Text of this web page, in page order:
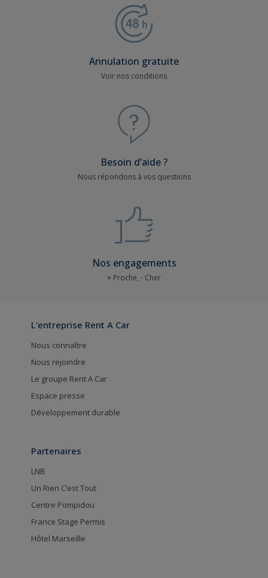
Annulation gratuite
Voir nos conditions
Besoin d’aide ?
Nous répondons à vos questions
Nos engagements
+ Proche, - Cher
L'entreprise Rent A Car
Nous connaître
Nous rejoindre
Le groupe Rent A Car
Espace presse
Développement durable
Partenaires
LNB
Un Rien C’est Tout
Centre Pompidou
France Stage Permis
Hôtel Marseille